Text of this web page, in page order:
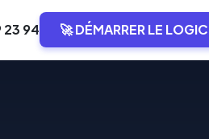
23 94 🚀 DÉMARRER LE